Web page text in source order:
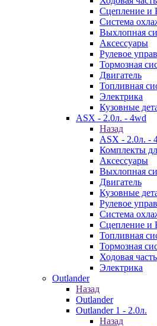
Сцепление
Система
Выхлопная
Аксессуары
Рулевое
Тормозная
Двигатель
Топливная
Электрика
Кузовные
ASX - 2.0л. - 4wd
Назад
ASX - 2.0л. -
Комплекты
Аксессуары
Выхлопная
Двигатель
Кузовные
Рулевое
Система
Сцепление
Топливная
Тормозная
Ходовая часть
Электрика
Outlander
Назад
Outlander
Outlander 1 - 2.0л.
Назад